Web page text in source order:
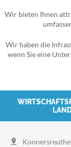
Wir bieten Ihnen
Wir haben die
wenn Sie eine